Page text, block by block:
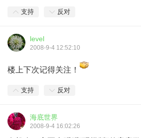
支持 反对
level
2008-9-4 12:52:10
楼上下次记得关注！
支持 反对
海底世界
2008-9-4 16:02:26